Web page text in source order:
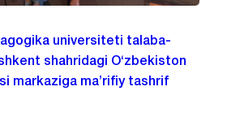
universiteti talaba-
shahridagi O‘zbekiston
markaziga ma’rifiy tashrif